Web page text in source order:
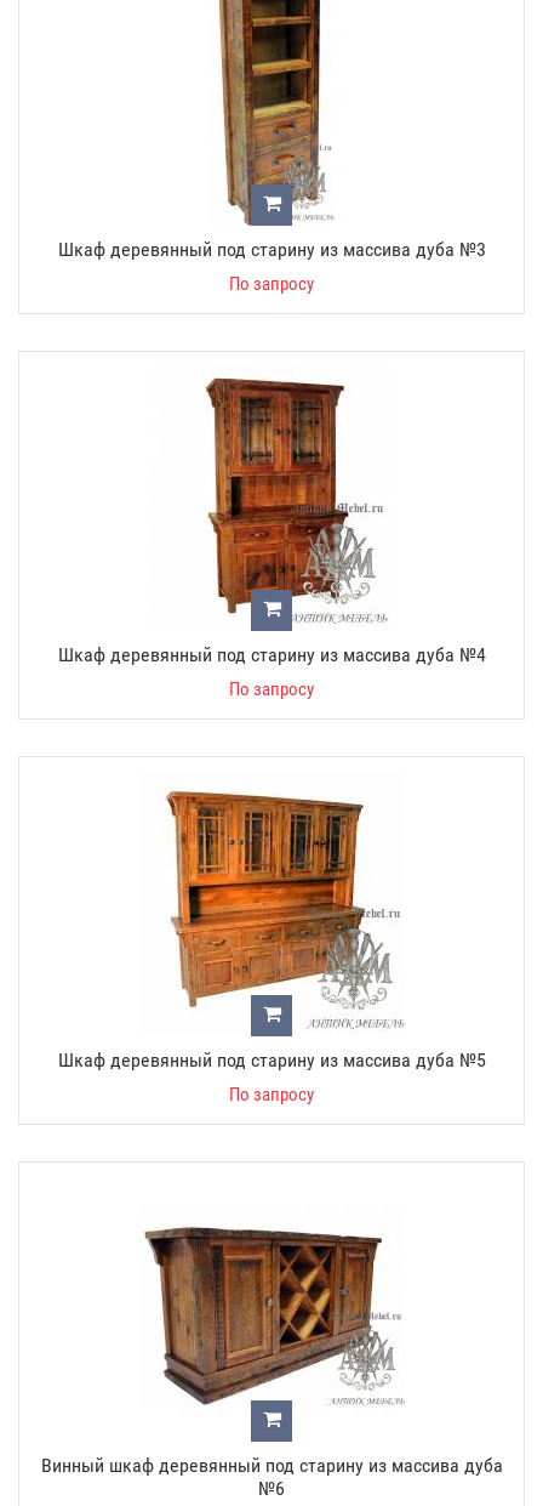
Шкаф деревянный под старину из массива дуба №3
По запросу
Шкаф деревянный под старину из массива дуба №4
По запросу
Шкаф деревянный под старину из массива дуба №5
По запросу
Винный шкаф деревянный под старину из массива дуба
№6